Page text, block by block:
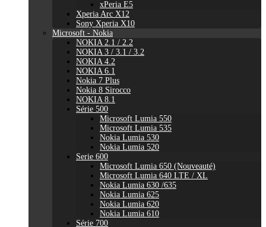
xPeria E5
Xperia Arc X12
Sony Xperia X10
Microsoft - Nokia
NOKIA 2.1 / 2.2
NOKIA 3 / 3.1 / 3.2
NOKIA 4.2
NOKIA 6.1
Nokia 7 Plus
Nokia 8 Sirocco
NOKIA 8.1
Série 500
Microsoft Lumia 550
Microsoft Lumia 535
Nokia Lumia 530
Nokia Lumia 520
Serie 600
Microsoft Lumia 650 (Nouveauté)
Microsoft Lumia 640 LTE / XL
Nokia Lumia 630 /635
Nokia Lumia 625
Nokia Lumia 620
Nokia Lumia 610
Série 700